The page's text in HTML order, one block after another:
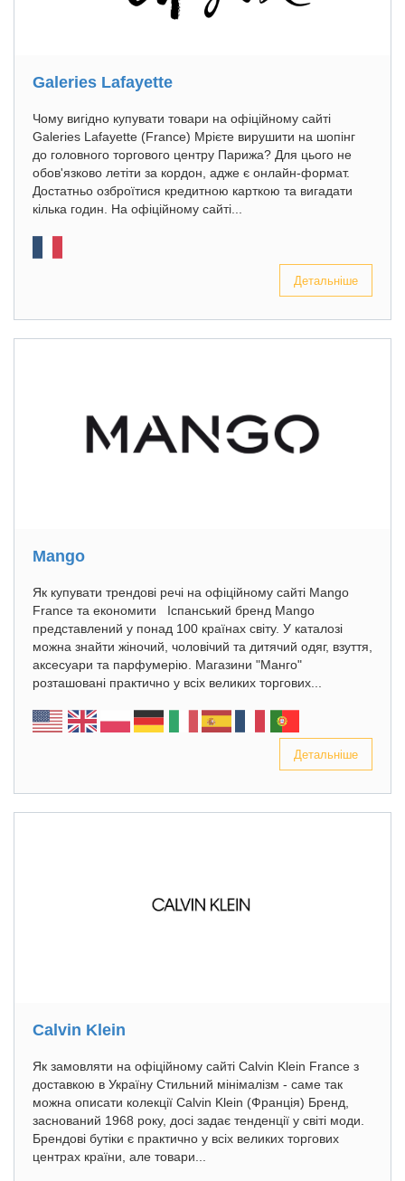
Galeries Lafayette
Чому вигідно купувати товари на офіційному сайті
Galeries Lafayette (France) Мрієте вирушити на шопінг
до головного торгового центру Парижа? Для цього не
обов'язково летіти за кордон, адже є онлайн-формат.
Достатньо озброїтися кредитною карткою та вигадати
кілька годин. На офіційному сайті...
Детальніше
Mango
Як купувати трендові речі на офіційному сайті Mango
France та економити Іспанський бренд Mango
представлений у понад 100 країнах світу. У каталозі
можна знайти жіночий, чоловічий та дитячий одяг, взуття,
аксесуари та парфумерію. Магазини "Манго"
розташовані практично у всіх великих торгових...
Детальніше
Calvin Klein
Як замовляти на офіційному сайті Calvin Klein France з
доставкою в Україну Стильний мінімалізм - саме так
можна описати колекції Calvin Klein (Франція) Бренд,
заснований 1968 року, досі задає тенденції у світі моди.
Брендові бутіки є практично у всіх великих торгових
центрах країни, але товари...